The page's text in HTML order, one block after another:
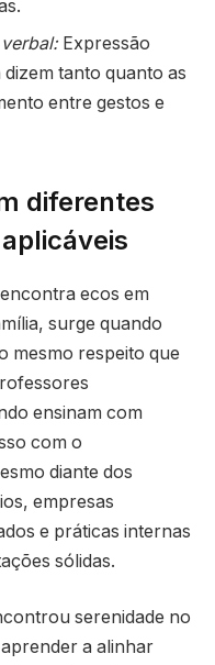
Expressão
tanto quanto as
entre gestos e
diferentes
ecos em
surge quando
mesmo respeito que
ensinam com
com o
diante dos
empresas
e práticas internas
sólidas.
serenidade no
a alinhar